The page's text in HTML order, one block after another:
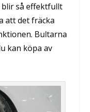
så effektfullt
att det fräcka
Bultarna
kan köpa av